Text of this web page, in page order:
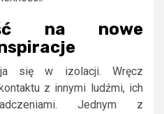
na nowe
się w izolacji. Wręcz
z innymi ludźmi, ich
Jednym z